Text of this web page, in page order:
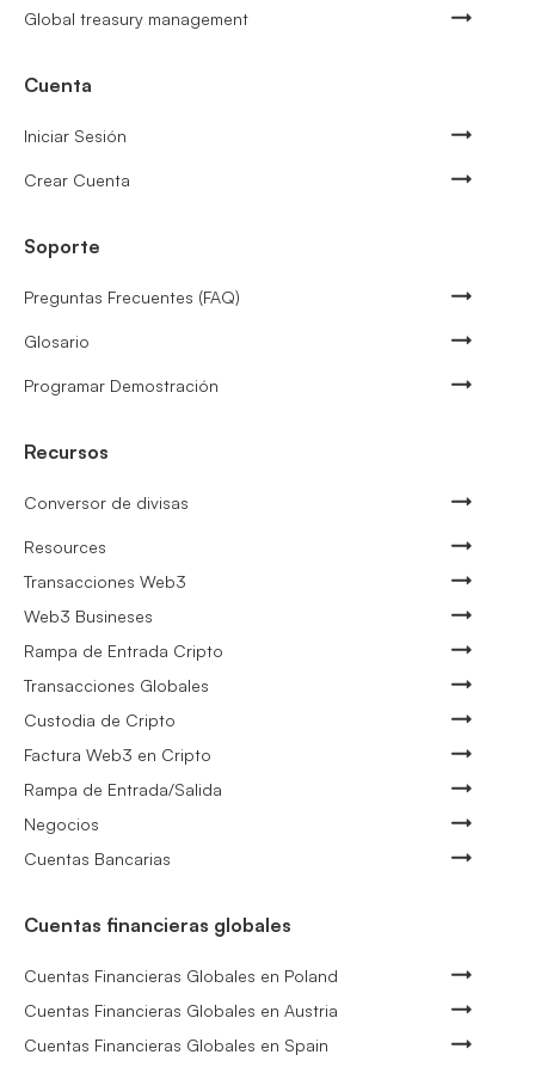
Global treasury management
Cuenta
Iniciar Sesión
Crear Cuenta
Soporte
Preguntas Frecuentes (FAQ)
Glosario
Programar Demostración
Recursos
Conversor de divisas
Resources
Transacciones Web3
Web3 Busineses
Rampa de Entrada Cripto
Transacciones Globales
Custodia de Cripto
Factura Web3 en Cripto
Rampa de Entrada/Salida
Negocios
Cuentas Bancarias
Cuentas financieras globales
Cuentas Financieras Globales en Poland
Cuentas Financieras Globales en Austria
Cuentas Financieras Globales en Spain